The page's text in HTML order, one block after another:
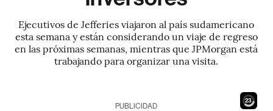
Ejecutivos de Jefferies viajaron al país sudamericano
esta semana y están considerando un viaje de regreso
en las próximas semanas, mientras que JPMorgan está
trabajando para organizar una visita.
21
PUBLICIDAD